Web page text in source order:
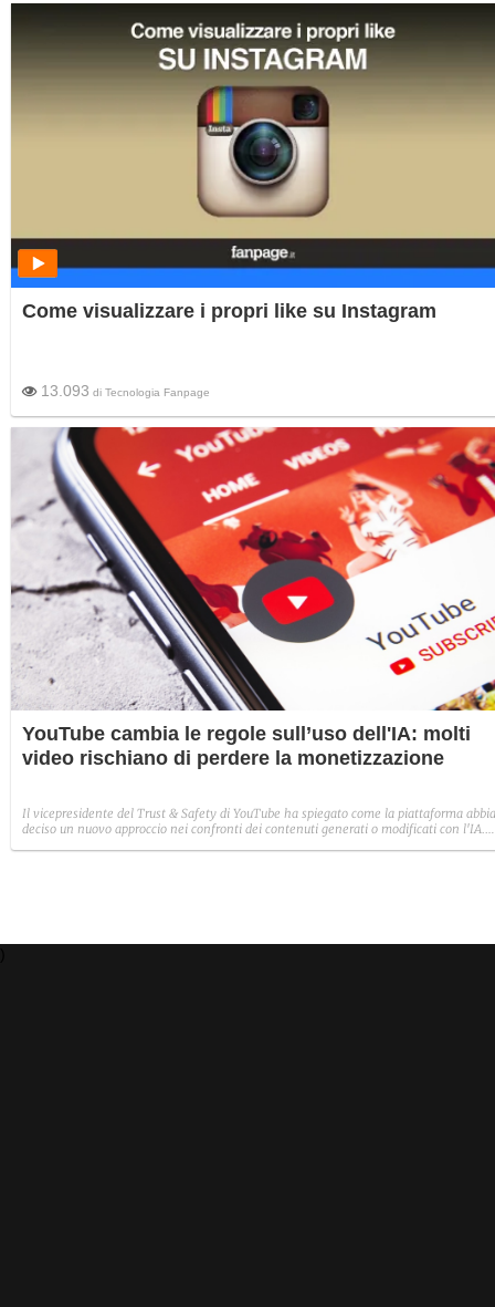
Come visualizzare i propri like su Instagram
13.093 di Tecnologia Fanpage
YouTube cambia le regole sull’uso dell'IA: molti
video rischiano di perdere la monetizzazione
Il vicepresidente del Trust & Safety di YouTube ha spiegato come la piattaforma abbia
deciso un nuovo approccio nei confronti dei contenuti generati o modificati con l'IA.